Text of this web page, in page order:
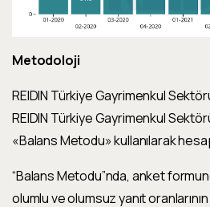
Metodoloji
REIDIN Türkiye Gayrimenkul
REIDIN Türkiye Gayrimenkul
«Balans Metodu» kullanılarak
“Balans Metodu”nda, anket
olumlu ve olumsuz yanıt